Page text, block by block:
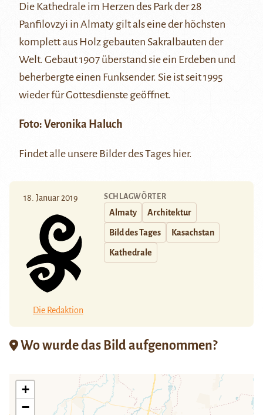
Die Kathedrale im Herzen des Park der 28
Panfilovzyi in Almaty gilt als eine der höchsten
komplett aus Holz gebauten Sakralbauten der
Welt. Gebaut 1907 überstand sie ein Erdeben und
beherbergte einen Funksender. Sie ist seit 1995
wieder für Gottesdienste geöffnet.
Foto: Veronika Haluch
Findet alle unsere Bilder des Tages hier.
18. Januar 2019
Die Redaktion
SCHLAGWÖRTER
Almaty Architektur
Bild des Tages Kasachstan
Kathedrale
Wo wurde das Bild aufgenommen?
+
−